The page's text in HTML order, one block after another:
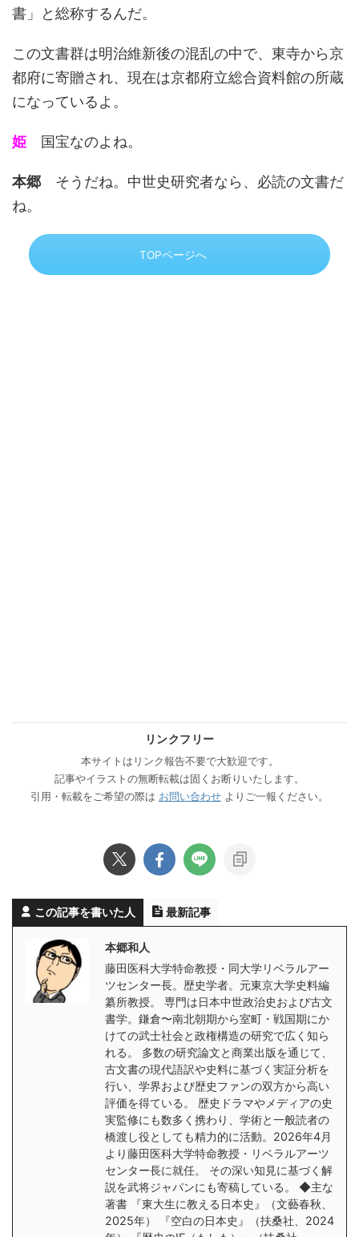
書」と総称するんだ。
この文書群は明治維新後の混乱の中で、東寺から京
都府に寄贈され、現在は京都府立総合資料館の所蔵
になっているよ。
姫 国宝なのよね。
本郷 そうだね。中世史研究者なら、必読の文書だ
ね。
TOPページへ
リンクフリー
本サイトはリンク報告不要で大歓迎です。
記事やイラストの無断転載は固くお断りいたします。
引用・転載をご希望の際は お問い合わせ よりご一報ください。
この記事を書いた人 最新記事
本郷和人
藤田医科大学特命教授・同大学リベラルアー
ツセンター長。歴史学者。元東京大学史料編
纂所教授。 専門は日本中世政治史および古文
書学。鎌倉〜南北朝期から室町・戦国期にか
けての武士社会と政権構造の研究で広く知ら
れる。 多数の研究論文と商業出版を通じて、
古文書の現代語訳や史料に基づく実証分析を
行い、学界および歴史ファンの双方から高い
評価を得ている。 歴史ドラマやメディアの史
実監修にも数多く携わり、学術と一般読者の
橋渡し役としても精力的に活動。2026年4月
より藤田医科大学特命教授・リベラルアーツ
センター長に就任。 その深い知見に基づく解
説を武将ジャパンにも寄稿している。 ◆主な
著書 『東大生に教える日本史』（文藝春秋、
2025年） 『空白の日本史』（扶桑社、2024